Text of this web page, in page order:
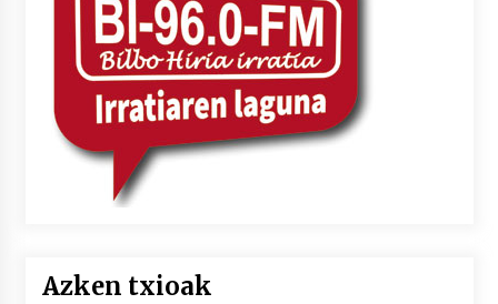
2026/07/03
MUSIBLA #297: Bide, Boards Of Canada, Somak,
Tiga, Twisted Teens, Underscores, Habia
2026/07/02
Azken txioak